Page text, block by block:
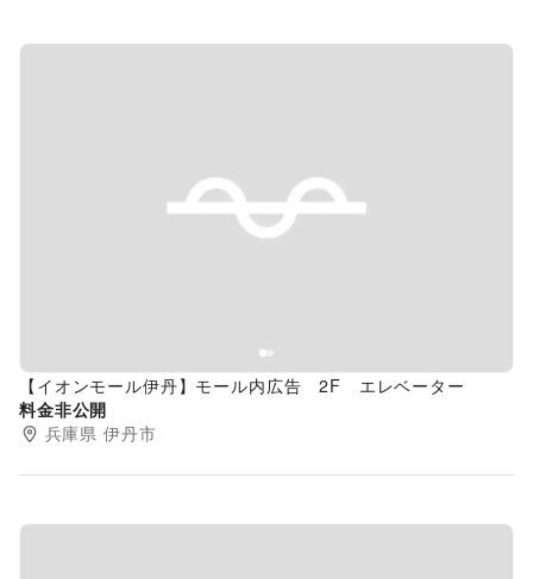
Previous slide
【イオンモール伊丹】モール内広告 2F エレベーター
料金非公開
兵庫県 伊丹市